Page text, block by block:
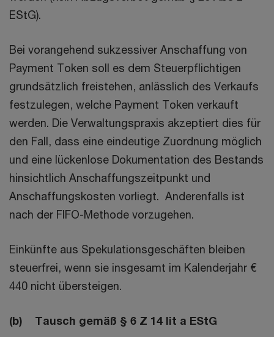
EStG).
Bei vorangehend sukzessiver Anschaffung von
Payment Token soll es dem Steuerpflichtigen
grundsätzlich freistehen, anlässlich des Verkaufs
festzulegen, welche Payment Token verkauft
werden. Die Verwaltungspraxis akzeptiert dies für
den Fall, dass eine eindeutige Zuordnung möglich
und eine lückenlose Dokumentation des Bestands
hinsichtlich Anschaffungszeitpunkt und
Anschaffungskosten vorliegt. Anderenfalls ist
nach der FIFO-Methode vorzugehen.
Einkünfte aus Spekulationsgeschäften bleiben
steuerfrei, wenn sie insgesamt im Kalenderjahr €
440 nicht übersteigen.
(b) Tausch gemäß § 6 Z 14 lit a EStG